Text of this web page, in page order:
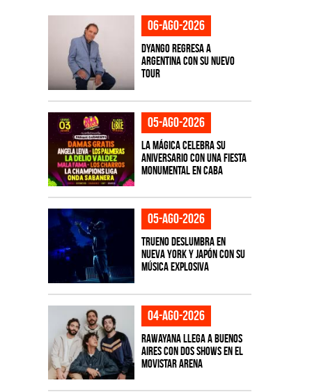
06-ago-2026
Dyango regresa a
Argentina con su nuevo
tour
05-ago-2026
La Mágica celebra su
aniversario con una fiesta
monumental en CABA
05-ago-2026
TRUENO deslumbra en
Nueva York y Japón con su
música explosiva
04-ago-2026
Rawayana llega a Buenos
Aires con dos shows en el
Movistar Arena